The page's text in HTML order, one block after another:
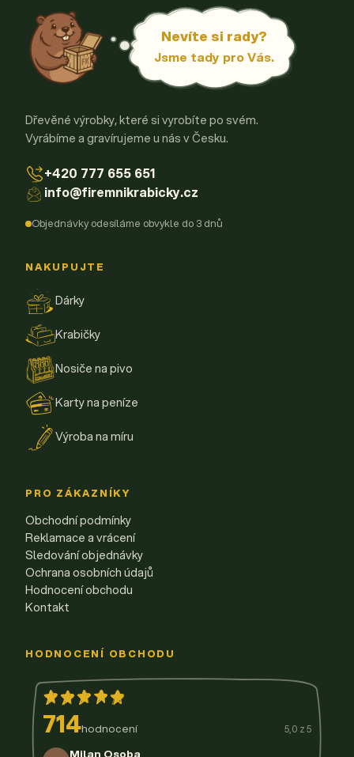
Nevíte si rady?
Jsme tady pro Vás.
Dřevěné výrobky, které si vyrobíte po svém.
Vyrábíme a gravírujeme u nás v Česku.
+420 777 655 651
info@firemnikrabicky.cz
Objednávky odesíláme obvykle do 3 dnů
NAKUPUJTE
Dárky
Krabičky
Nosiče na pivo
Karty na peníze
Výroba na míru
PRO ZÁKAZNÍKY
Obchodní podmínky
Reklamace a vrácení
Sledování objednávky
Ochrana osobních údajů
Hodnocení obchodu
Kontakt
HODNOCENÍ OBCHODU
714hodnocení 5,0 z 5
Milan Osoba